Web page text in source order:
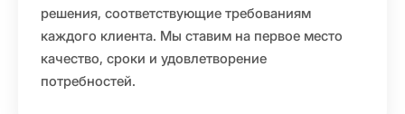
решения, соответствующие требованиям
каждого клиента. Мы ставим на первое место
качество, сроки и удовлетворение
потребностей.